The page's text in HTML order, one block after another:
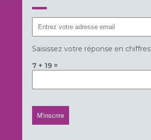
Saisissez votre réponse en chiffres
7 + 19 =